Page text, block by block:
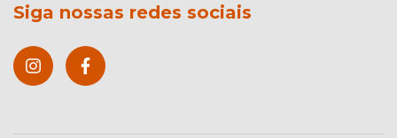
Siga nossas redes sociais